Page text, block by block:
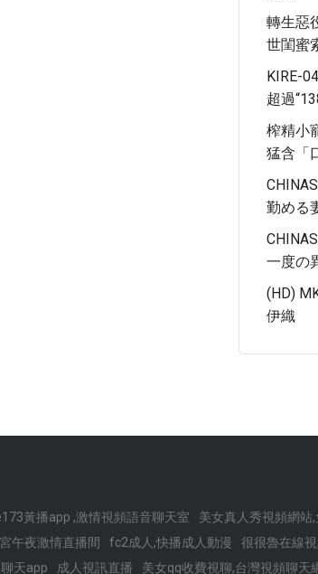
轉生惡
世閨蜜
KIRE-
超過
榨精小
猛含「
勤める
一度の
(HD)
伊織
黃播app ,激情視頻語音聊天室 美女真人秀視頻網站
午夜激情直播間 fc2成人,快播成人動漫 很很魯在線
天app 成人視訊直播 美女qq收費視聊,台灣視頻聊天